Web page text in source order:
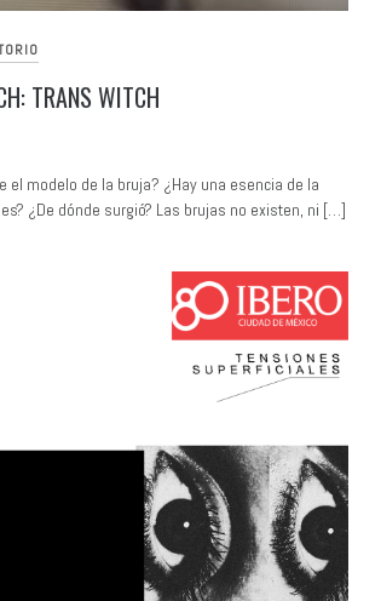
TRANS WITCH
el modelo de la bruja? ¿Hay una esencia de la
¿De dónde surgió? Las brujas no existen, ni […]